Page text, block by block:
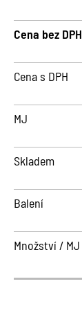
Cena bez DPH
Cena s DPH
MJ
Skladem
Balení
Množství / MJ